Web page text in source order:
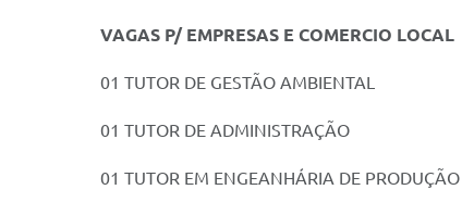
VAGAS P/ EMPRESAS E COMERCIO LOCAL
01 TUTOR DE GESTÃO AMBIENTAL
01 TUTOR DE ADMINISTRAÇÃO
01 TUTOR EM ENGEANHÁRIA DE PRODUÇÃO